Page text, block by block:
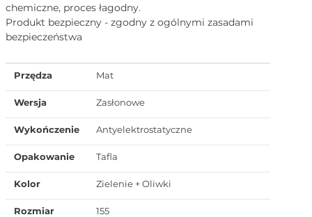
chemiczne, proces łagodny.
Produkt bezpieczny - zgodny z ogólnymi zasadami
bezpieczeństwa
Przędza Mat
Wersja Zasłonowe
Wykończenie Antyelektrostatyczne
Opakowanie Tafla
Kolor Zielenie + Oliwki
Rozmiar 155